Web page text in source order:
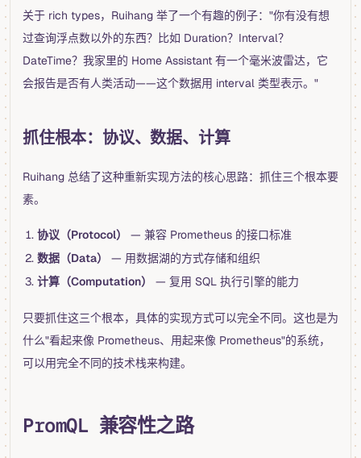
关于 rich types，Ruihang 举了一个有趣的例子："你有没有想
过查询浮点数以外的东西？比如 Duration？Interval？
DateTime？我家里的 Home Assistant 有一个毫米波雷达，它
会报告是否有人类活动——这个数据用 interval 类型表示。"
抓住根本：协议、数据、计算
Ruihang 总结了这种重新实现方法的核心思路：抓住三个根本要
素。
协议（Protocol）
— 兼容 Prometheus 的接口标准
数据（Data）
— 用数据湖的方式存储和组织
计算（Computation）
— 复用 SQL 执行引擎的能力
只要抓住这三个根本，具体的实现方式可以完全不同。这也是为
什么"看起来像 Prometheus、用起来像 Prometheus"的系统，
可以用完全不同的技术栈来构建。
PromQL 兼容性之路